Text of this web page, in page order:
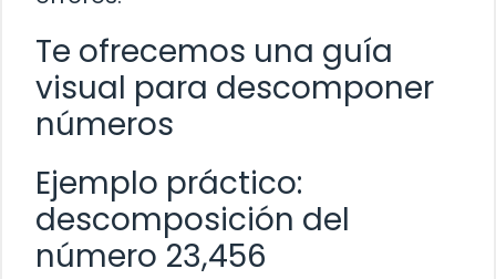
Te ofrecemos una guía
visual para descomponer
números
Ejemplo práctico:
descomposición del
número 23,456